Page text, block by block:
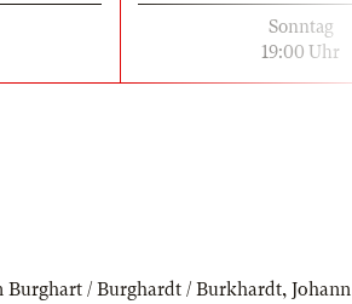
Sonntag
19:00 Uhr
Burghart / Burghardt / Burkhardt, Johann